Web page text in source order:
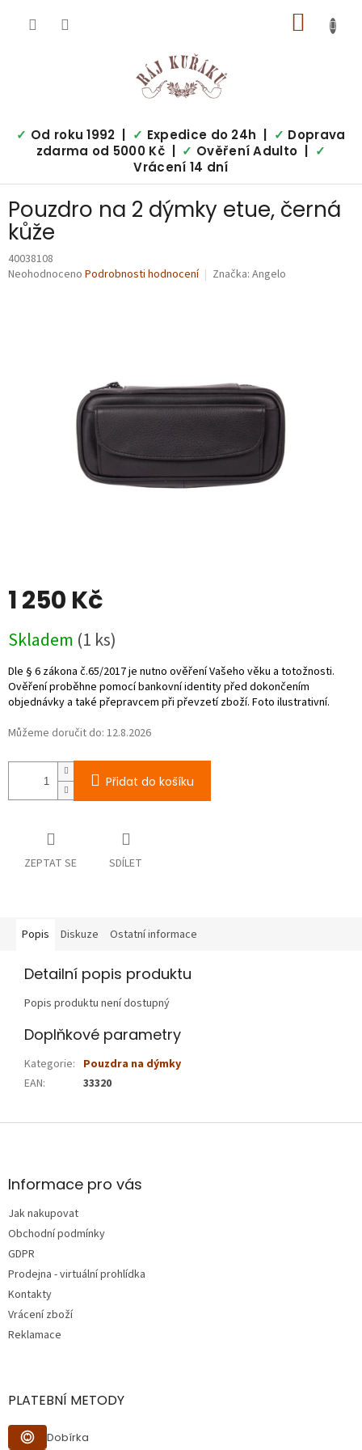
KOŠÍK
✓ Od roku 1992 | ✓ Expedice do 24h | ✓ Doprava
zdarma od 5000 Kč | ✓ Ověření Adulto |
✓
Vrácení 14 dní
Pouzdro na 2 dýmky etue, černá
kůže
40038108
Průměrné
Neohodnoceno Podrobnosti hodnocení Značka: Angelo
1 250 Kč
cena:
Skladem (1 ks)
Můžeme doručit do: 12.8.2026
Přidat do košíku
ZEPTAT SE SDÍLET
Popis Diskuze Ostatní informace
Detailní popis produktu
Popis produktu není dostupný
Doplňkové parametry
Kategorie: Pouzdra na dýmky
EAN: 33320
Z
aInformace pro vás
Jak nakupovat
Obchodní podmínky
GDPR
Prodejna - virtuální prohlídka
Kontakty
Vrácení zboží
Reklamace
PLATEBNÍ METODY
Dobírka